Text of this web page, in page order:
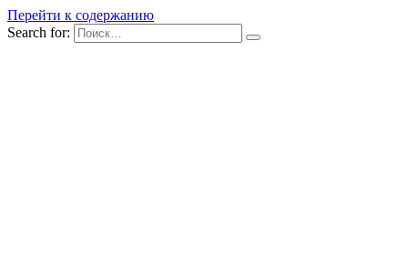
Перейти к содержанию
Search for: